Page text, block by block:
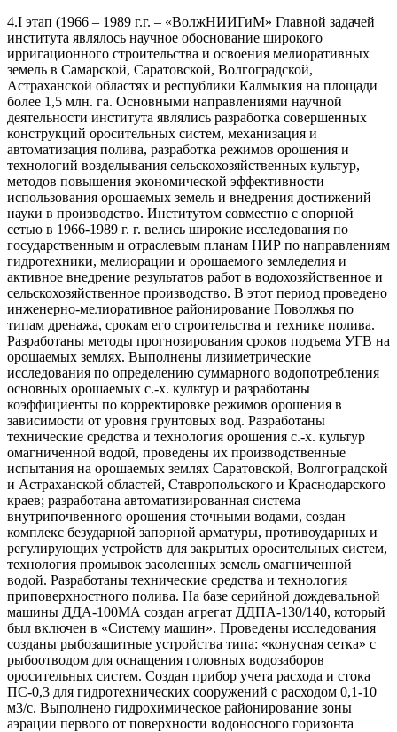
4.I этап (1966 – 1989 г.г. – «ВолжНИИГиМ» Главной задачей
института являлось научное обоснование широкого
ирригационного строительства и освоения мелиоративных
земель в Самарской, Саратовской, Волгоградской,
Астраханской областях и республики Калмыкия на площади
более 1,5 млн. га. Основными направлениями научной
деятельности института являлись разработка совершенных
конструкций оросительных систем, механизация и
автоматизация полива, разработка режимов орошения и
технологий возделывания сельскохозяйственных культур,
методов повышения экономической эффективности
использования орошаемых земель и внедрения достижений
науки в производство. Институтом совместно с опорной
сетью в 1966-1989 г. г. велись широкие исследования по
государственным и отраслевым планам НИР по направлениям
гидротехники, мелиорации и орошаемого земледелия и
активное внедрение результатов работ в водохозяйственное и
сельскохозяйственное производство. В этот период проведено
инженерно-мелиоративное районирование Поволжья по
типам дренажа, срокам его строительства и технике полива.
Разработаны методы прогнозирования сроков подъема УГВ на
орошаемых землях. Выполнены лизиметрические
исследования по определению суммарного водопотребления
основных орошаемых с.-х. культур и разработаны
коэффициенты по корректировке режимов орошения в
зависимости от уровня грунтовых вод. Разработаны
технические средства и технология орошения с.-х. культур
омагниченной водой, проведены их производственные
испытания на орошаемых землях Саратовской, Волгоградской
и Астраханской областей, Ставропольского и Краснодарского
краев; разработана автоматизированная система
внутрипочвенного орошения сточными водами, создан
комплекс безударной запорной арматуры, противоударных и
регулирующих устройств для закрытых оросительных систем,
технология промывок засоленных земель омагниченной
водой. Разработаны технические средства и технология
приповерхностного полива. На базе серийной дождевальной
машины ДДА-100МА создан агрегат ДДПА-130/140, который
был включен в «Систему машин». Проведены исследования
созданы рыбозащитные устройства типа: «конусная сетка» с
рыбоотводом для оснащения головных водозаборов
оросительных систем. Создан прибор учета расхода и стока
ПС-0,3 для гидротехнических сооружений с расходом 0,1-10
м3/с. Выполнено гидрохимическое районирование зоны
аэрации первого от поверхности водоносного горизонта